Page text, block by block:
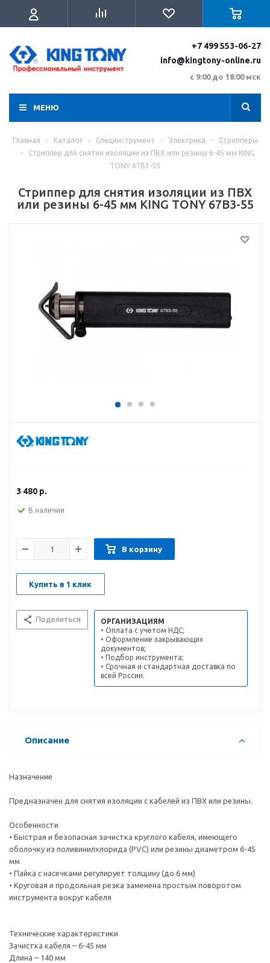
+7 499 553-06-27
info@kingtony-online.ru
с 9:00 до 18:00 мск
МЕНЮ
Главная - Каталог - Специнструмент - Электрика -
Стрипперы
-
Стриппер для снятия изоляции из ПВХ или резины 6-45 мм KING
TONY 67B3-55
Стриппер для снятия изоляции из ПВХ
или резины 6-45 мм KING TONY 67B3-55
3 480 р.
В наличии
В корзину
Купить в 1 клик
Поделиться
ОРГАНИЗАЦИЯМ
• Оплата с учетом НДС;
• Оформление закрывающих
документов;
• Подбор инструмента;
• Срочная и стандартная доставка по
всей России.
Описание
Назначение
Предназначен для снятия изоляции с кабелей из ПВХ или резины.
Особенности
• Быстрая и безопасная зачистка круглого кабеля, имеющего
оболочку из поливинилхлорида (PVC) или резины диаметром 6-45
мм
• Пайка с насечками регулирует толщину (до 6 мм)
• Круговая и продольная резка заменена простым поворотом
инструмента вокруг кабеля
Технические характеристики
Зачистка кабеля – 6-45 мм
Длина – 140 мм